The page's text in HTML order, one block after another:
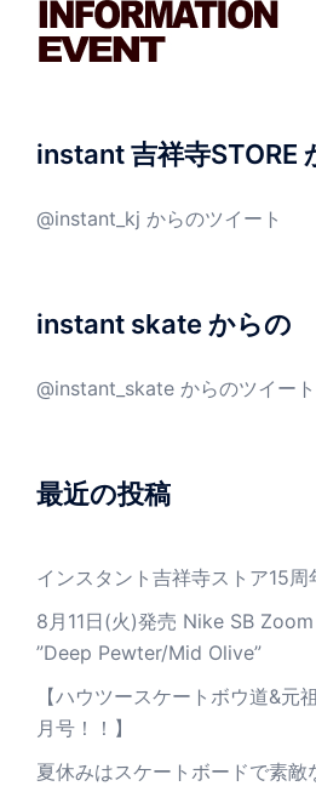
instant 吉祥寺STORE
@instant_kj からのツイート
instant skate からの
@instant_skate からのツイート
最近の投稿
インスタント吉祥寺ストア15周
8月11日(火)発売 Nike SB
”Deep Pewter/Mid Olive”
【ハウツースケートボウ道&
月号！！】
夏休みはスケートボードで素敵